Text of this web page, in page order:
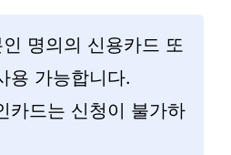
명의의 신용카드 또
용 가능합니다.
카드는 신청이 불가하